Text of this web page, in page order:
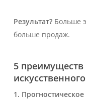
Результат?Больше
больше продаж.
5 преимуществ
1.